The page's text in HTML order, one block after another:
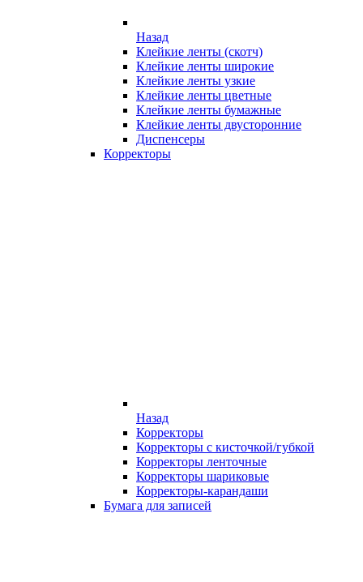
Назад
Клейкие ленты (скотч)
Клейкие ленты широкие
Клейкие ленты узкие
Клейкие ленты цветные
Клейкие ленты бумажные
Клейкие ленты двусторонние
Диспенсеры
Корректоры
Назад
Корректоры
Корректоры с кисточкой/губкой
Корректоры ленточные
Корректоры шариковые
Корректоры-карандаши
Бумага для записей